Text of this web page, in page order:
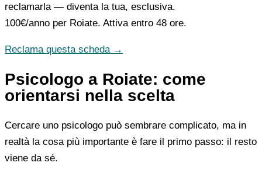
reclamarla — diventa la tua, esclusiva.
100€/anno per Roiate. Attiva entro 48 ore.
Reclama questa scheda →
Psicologo a Roiate: come
orientarsi nella scelta
Cercare uno psicologo può sembrare complicato, ma in
realtà la cosa più importante è fare il primo passo: il resto
viene da sé.